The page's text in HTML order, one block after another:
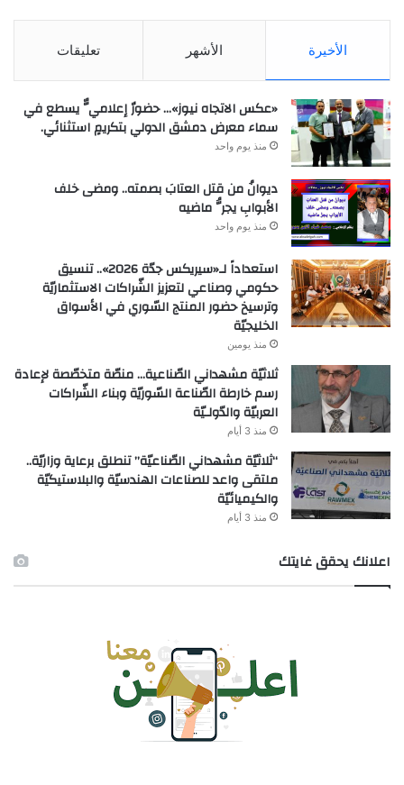
الأخيرة الأشهر تعليقات
«عكس الاتجاه نيوز»… حضورٌ إعلاميٌّ يسطع في
سماء معرض دمشق الدولي بتكريمٍ استثنائي.
منذ يوم واحد
ديوانُ من قتل العتابَ بصمته.. ومضى خلف
الأبوابِ يجرُّ ماضيه
منذ يوم واحد
استعداداً لـ«سيريكس جدّة 2026».. تنسيق
حكومي وصناعي لتعزيز الشّراكات الاستثماريّة
وترسيخ حضور المنتج السّوري في الأسواق
الخليجيّة
منذ يومين
ثلاثيّة مشهداني الصّناعية… منصّة متخصّصة لإعادة
رسم خارطة الصّناعة السّوريّة وبناء الشّراكات
العربيّة والدّولـيّة
منذ 3 أيام
“ثلاثيّة مشهداني الصّناعيّة” تنطلق برعاية وزاريّة..
ملتقى واعد للصناعات الهندسيّة والبلاستيكيّة
والكيميائيّة
منذ 3 أيام
اعلانك يحقق غايتك